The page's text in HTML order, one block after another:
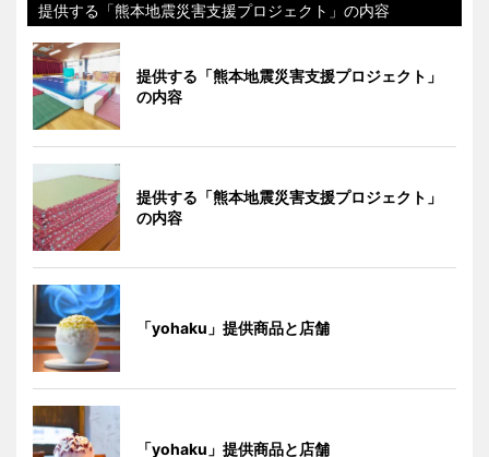
提供する「熊本地震災害支援プロジェクト」の内容
提供する「熊本地震災害支援プロジェクト」
の内容
提供する「熊本地震災害支援プロジェクト」
の内容
「yohaku」提供商品と店舗
「yohaku」提供商品と店舗